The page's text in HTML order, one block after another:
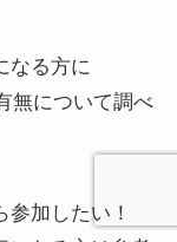
なる方に
無について調べ
加したい！